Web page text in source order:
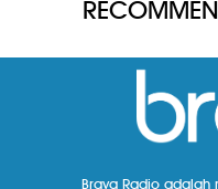
Brava Radio adalah